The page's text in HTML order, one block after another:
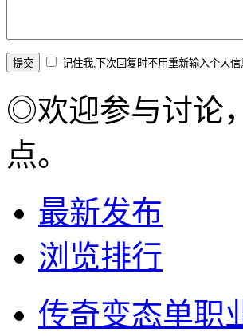
记住我,下次回复时不用重新输入个人信
◎欢迎参与讨论
点。
最新发布
浏览排行
传奇变态单职